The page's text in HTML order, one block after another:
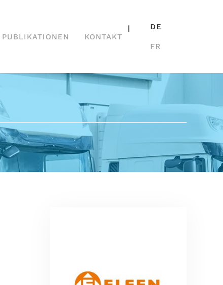
PUBLIKATIONEN KONTAKT
| DE
FR